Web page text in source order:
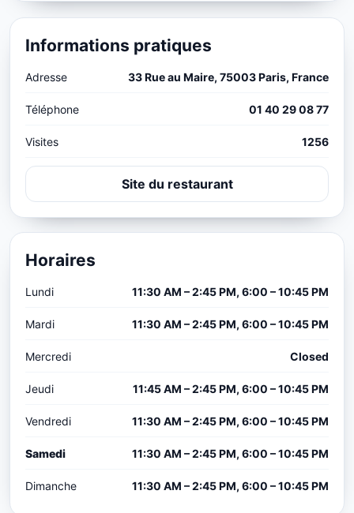
Informations pratiques
Adresse 33 Rue au Maire, 75003 Paris, France
Téléphone 01 40 29 08 77
Visites 1256
Site du restaurant
Horaires
Lundi 11:30 AM – 2:45 PM, 6:00 – 10:45 PM
Mardi 11:30 AM – 2:45 PM, 6:00 – 10:45 PM
Mercredi Closed
Jeudi 11:45 AM – 2:45 PM, 6:00 – 10:45 PM
Vendredi 11:30 AM – 2:45 PM, 6:00 – 10:45 PM
Samedi 11:30 AM – 2:45 PM, 6:00 – 10:45 PM
Dimanche 11:30 AM – 2:45 PM, 6:00 – 10:45 PM